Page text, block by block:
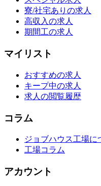
寮/社宅ありの求人
高収入の求人
期間工の求人
マイリスト
おすすめの求人
キープ中の求人
求人の閲覧履歴
コラム
ジョブハウス工場に
工場コラム
アカウント